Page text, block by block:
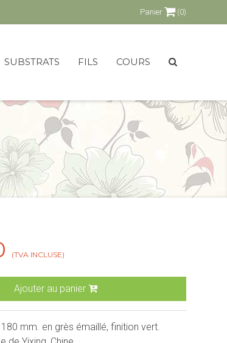
Panier (0)
SUBSTRATS FILS COURS
(TVA INCLUSE)
Ajouter au panier
mm. en grès émaillé, finition vert.